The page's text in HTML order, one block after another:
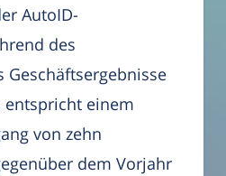
AutoID-
des
Geschäftsergebnisse
entspricht einem
von zehn
dem Vorjahr